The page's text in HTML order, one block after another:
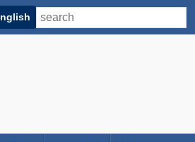
and Research Maharashtra website